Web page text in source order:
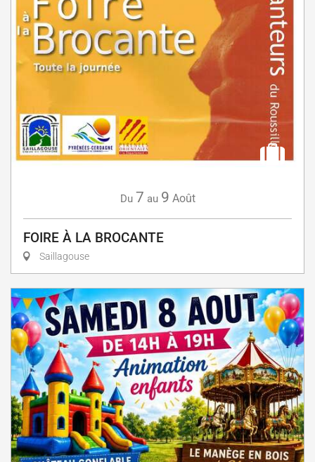
Du 7 au 9 Août
FOIRE À LA BROCANTE
Saillagouse